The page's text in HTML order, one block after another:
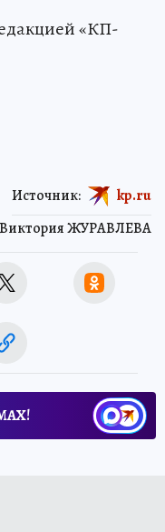
«КП-
Виктория ЖУРАВЛЕВА
Источник: kp.ru